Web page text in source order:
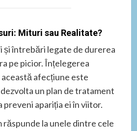
Mituri sau Realitate?
și întrebări legate de durerea
pe picior. Înțelegerea
afecțiune este
un plan de tratament
apariția ei în viitor.
răspunde la unele dintre cele